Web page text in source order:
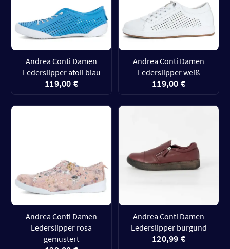
Andrea Conti Damen
Lederslipper atoll blau
119,00 €
Andrea Conti Damen
Lederslipper weiß
119,00 €
Andrea Conti Damen
Lederslipper rosa
gemustert
Andrea Conti Damen
Lederslipper burgund
120,99 €